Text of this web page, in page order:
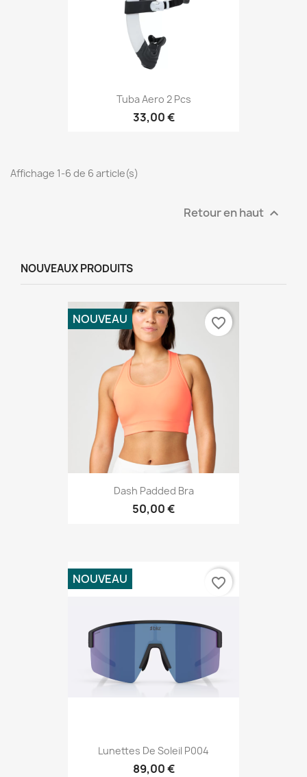
Tuba Aero 2 Pcs
33,00 €
Affichage 1-6 de 6 article(s)
Retour en haut 
NOUVEAUX PRODUITS
Dash Padded Bra
50,00 €
NOUVEAU favorite_border
Lunettes De Soleil P004
89,00 €
NOUVEAU favorite_border